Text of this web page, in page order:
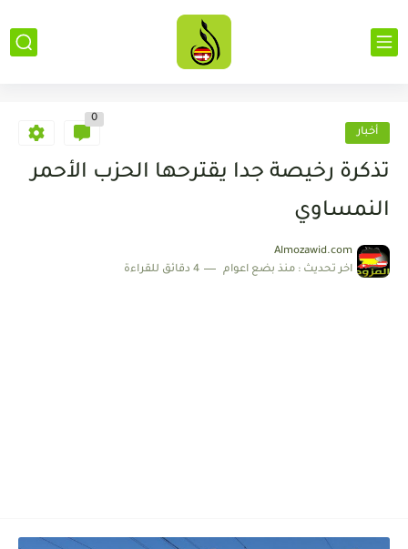
أخبار
0
تذكرة رخيصة جدا يقترحها الحزب الأحمر
النمساوي
Almozawid.com
اخر تحديث : منذ بضع اعوام 4 دقائق للقراءة